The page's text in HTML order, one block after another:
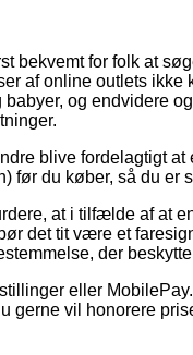
bekvemt for folk at
af online outlets
og endvidere
blive fordelagtigt
før du køber, så du er
at i tilfælde af at
det tit være et
der
eller
gerne vil honorere